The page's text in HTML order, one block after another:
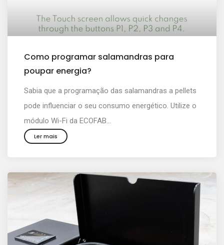
Como programar salamandras para
poupar energia?
Sabia que a programação das salamandras a pellets
pode influenciar o seu consumo energético. Utilize o
módulo Wi-Fi da ECOFAB...
Ler mais